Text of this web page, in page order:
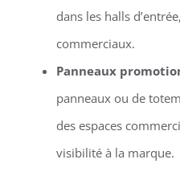
dans les halls
commerciaux.
Panneaux
panneaux ou de
des espaces
visibilité à la marque.